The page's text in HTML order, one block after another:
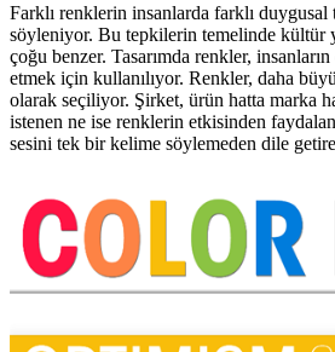
Farklı renklerin insanlarda farklı duygusal
söyleniyor. Bu tepkilerin temelinde kültür
çoğu benzer. Tasarımda renkler,
etmek için kullanılıyor. Renkler, daha
olarak seçiliyor. Şirket, ürün hatta marka
istenen ne ise renklerin etkisinden
sesini tek bir kelime söylemeden dile